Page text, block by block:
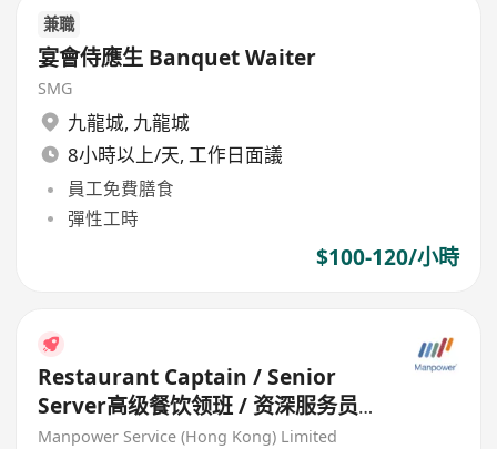
兼職
宴會侍應生 Banquet Waiter
SMG
九龍城, 九龍城
8小時以上/天, 工作日面議
員工免費膳食
彈性工時
$100-120/小時
Restaurant Captain / Senior
Server高级餐饮领班 / 资深服务员
(Chinese Restaurant) HK$20k-
Manpower Service (Hong Kong) Limited